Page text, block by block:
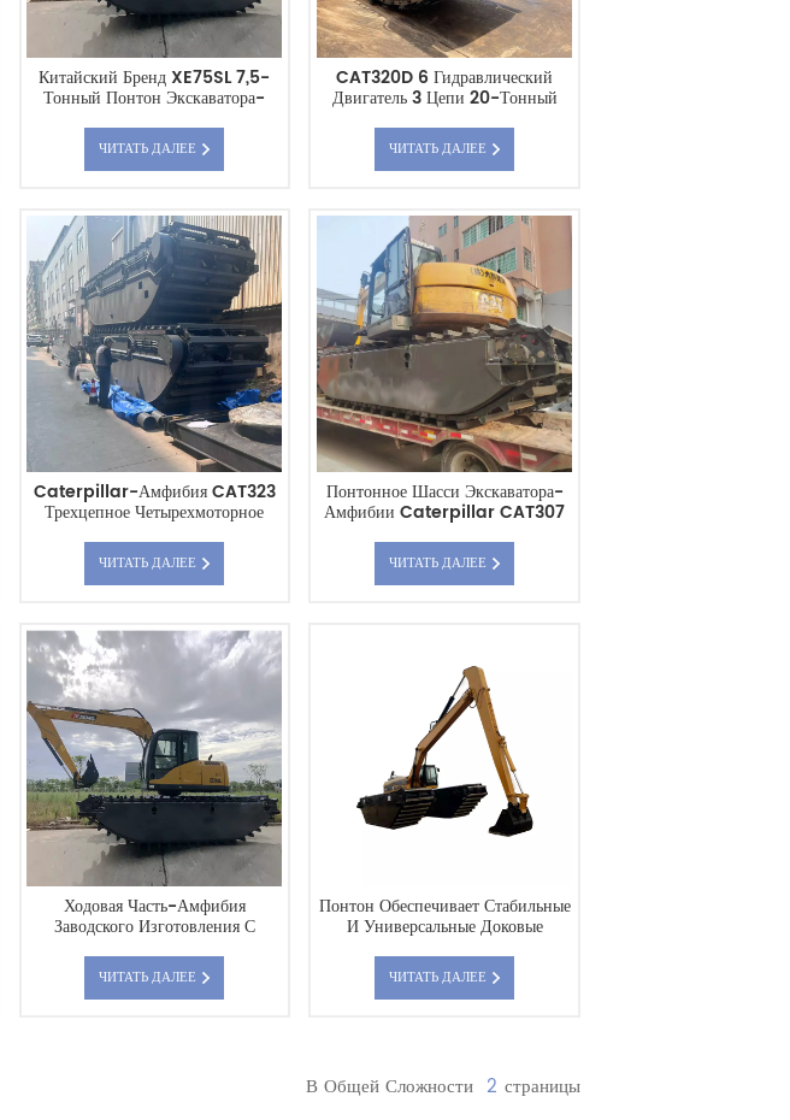
Китайский Бренд XE75SL 7,5-
Тонный Понтон Экскаватора-
ЧИТАТЬ ДАЛЕЕ
CAT320D 6 Гидравлический
Двигатель 3 Цепи 20-Тонный
ЧИТАТЬ ДАЛЕЕ
Caterpillar-Амфибия CAT323
Трехцепное Четырехмоторное
ЧИТАТЬ ДАЛЕЕ
Понтонное Шасси Экскаватора-
Амфибии Caterpillar CAT307
Понтонным Баком.
ЧИТАТЬ ДАЛЕЕ
Ходовая Часть-Амфибия
Заводского Изготовления С
Экскаватора
ЧИТАТЬ ДАЛЕЕ
Понтон Обеспечивает Стабильные
И Универсальные Доковые
Проектов На Воде.
ЧИТАТЬ ДАЛЕЕ
В Общей Сложности 2 Страницы